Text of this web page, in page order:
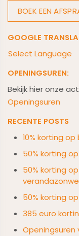
BOEK EEN
GOOGLE
Select Language
OPENINGSUREN:
Bekijk hier onze
Openingsuren
RECENTE POSTS
10% korting
50% korting
50% korting
50% korting
385 euro